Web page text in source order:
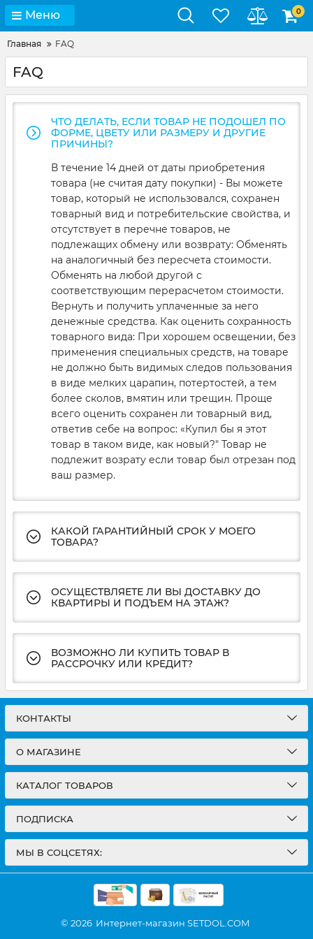
Меню 0
Главная FAQ
FAQ
ЧТО ДЕЛАТЬ, ЕСЛИ ТОВАР НЕ ПОДОШЕЛ ПО
ФОРМЕ, ЦВЕТУ ИЛИ РАЗМЕРУ И ДРУГИЕ
ПРИЧИНЫ?
В течение 14 дней от даты приобретения
товара (не считая дату покупки) - Вы можете
товар, который не использовался, сохранен
товарный вид и потребительские свойства, и
отсутствует в перечне товаров, не
подлежащих обмену или возврату: Обменять
на аналогичный без пересчета стоимости.
Обменять на любой другой с
соответствующим перерасчетом стоимости.
Вернуть и получить уплаченные за него
денежные средства. Как оценить сохранность
товарного вида: При хорошем освещении, без
применения специальных средств, на товаре
не должно быть видимых следов пользования
в виде мелких царапин, потертостей, а тем
более сколов, вмятин или трещин. Проще
всего оценить сохранен ли товарный вид,
ответив себе на вопрос: «Купил бы я этот
товар в таком виде, как новый?" Товар не
подлежит возрату если товар был отрезан под
ваш размер.
КАКОЙ ГАРАНТИЙНЫЙ СРОК У МОЕГО
ТОВАРА?
ОСУЩЕСТВЛЯЕТЕ ЛИ ВЫ ДОСТАВКУ ДО
КВАРТИРЫ И ПОДЪЕМ НА ЭТАЖ?
ВОЗМОЖНО ЛИ КУПИТЬ ТОВАР В
РАССРОЧКУ ИЛИ КРЕДИТ?
КОНТАКТЫ
О МАГАЗИНЕ
КАТАЛОГ ТОВАРОВ
ПОДПИСКА
МЫ В СОЦСЕТЯХ:
© 2026 Интернет-магазин SETDOL.COM